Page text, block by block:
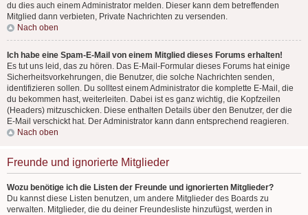
du dies auch einem Administrator melden. Dieser kann dem betreffenden
Mitglied dann verbieten, Private Nachrichten zu versenden.
Nach oben
Ich habe eine Spam-E-Mail von einem Mitglied dieses Forums erhalten!
Es tut uns leid, das zu hören. Das E-Mail-Formular dieses Forums hat einige
Sicherheitsvorkehrungen, die Benutzer, die solche Nachrichten senden,
identifizieren sollen. Du solltest einem Administrator die komplette E-Mail, die
du bekommen hast, weiterleiten. Dabei ist es ganz wichtig, die Kopfzeilen
(Headers) mitzuschicken. Diese enthalten Details über den Benutzer, der die
E-Mail verschickt hat. Der Administrator kann dann entsprechend reagieren.
Nach oben
Freunde und ignorierte Mitglieder
Wozu benötige ich die Listen der Freunde und ignorierten Mitglieder?
Du kannst diese Listen benutzen, um andere Mitglieder des Boards zu
verwalten. Mitglieder, die du deiner Freundesliste hinzufügst, werden in